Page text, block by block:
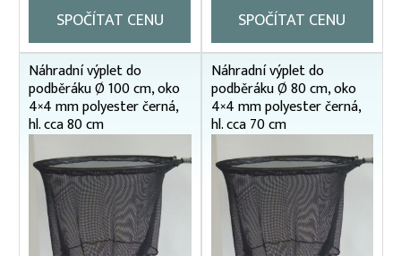
SPOČÍTAT CENU
SPOČÍTAT CENU
Náhradní výplet do
podběráku Ø 100 cm, oko
4×4 mm polyester černá,
hl. cca 80 cm
Náhradní výplet do
podběráku Ø 80 cm, oko
4×4 mm polyester černá,
hl. cca 70 cm